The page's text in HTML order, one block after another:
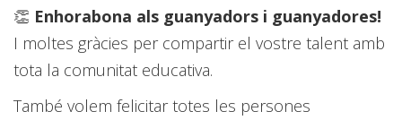
👏 Enhorabona als guanyadors i guanyadores!
I moltes gràcies per compartir el vostre talent amb
tota la comunitat educativa.
També volem felicitar totes les persones